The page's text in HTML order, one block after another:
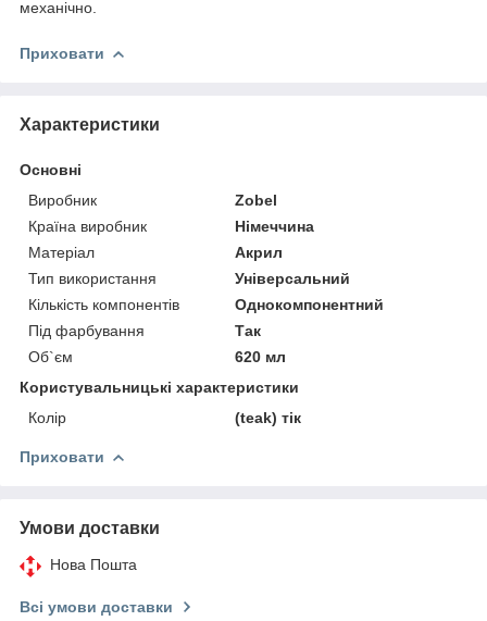
механічно.
Приховати
Характеристики
Основні
Виробник
Zobel
Країна виробник
Німеччина
Матеріал
Акрил
Тип використання
Універсальний
Кількість компонентів
Однокомпонентний
Під фарбування
Так
Об`єм
620 мл
Користувальницькі характеристики
Колір
(teak) тік
Приховати
Умови доставки
Нова Пошта
Всі умови доставки